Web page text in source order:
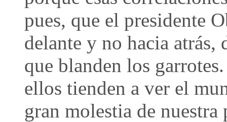
pues, que el presidente
delante y no hacia atrás,
que blanden los
ellos tienden a ver el
gran molestia de nuestra